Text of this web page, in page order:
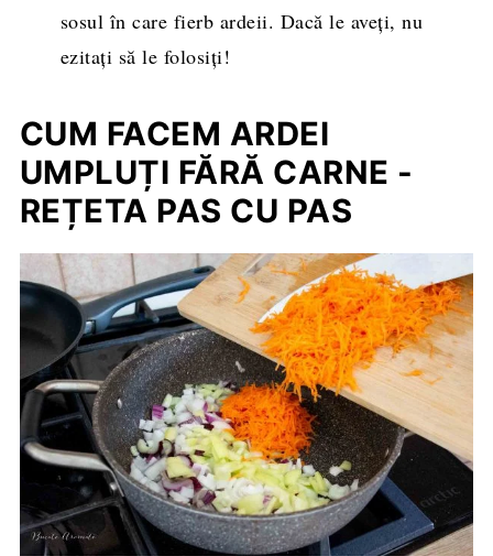
sosul în care fierb ardeii. Dacă le aveți, nu
ezitați să le folosiți!
CUM FACEM ARDEI
UMPLUȚI FĂRĂ CARNE -
REȚETA PAS CU PAS